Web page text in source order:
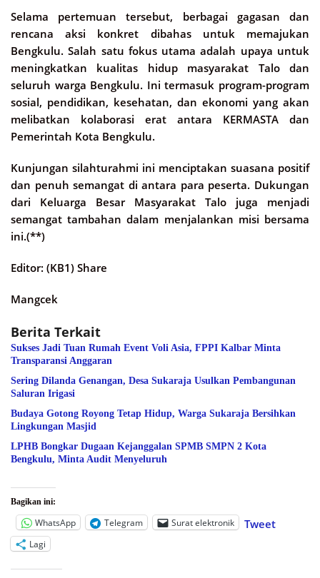
Selama pertemuan tersebut, berbagai gagasan dan
rencana aksi konkret dibahas untuk memajukan
Bengkulu. Salah satu fokus utama adalah upaya untuk
meningkatkan kualitas hidup masyarakat Talo dan
seluruh warga Bengkulu. Ini termasuk program-program
sosial, pendidikan, kesehatan, dan ekonomi yang akan
melibatkan kolaborasi erat antara KERMASTA dan
Pemerintah Kota Bengkulu.
Kunjungan silahturahmi ini menciptakan suasana positif
dan penuh semangat di antara para peserta. Dukungan
dari Keluarga Besar Masyarakat Talo juga menjadi
semangat tambahan dalam menjalankan misi bersama
ini.(**)
Editor: (KB1) Share
Mangcek
Berita Terkait
Sukses Jadi Tuan Rumah Event Voli Asia, FPPI Kalbar Minta
Transparansi Anggaran
Sering Dilanda Genangan, Desa Sukaraja Usulkan Pembangunan
Saluran Irigasi
Budaya Gotong Royong Tetap Hidup, Warga Sukaraja Bersihkan
Lingkungan Masjid
LPHB Bongkar Dugaan Kejanggalan SPMB SMPN 2 Kota
Bengkulu, Minta Audit Menyeluruh
Bagikan ini:
WhatsApp Telegram Surat elektronik Tweet
Lagi